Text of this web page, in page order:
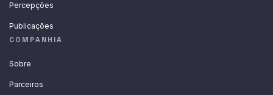
Percepções
Publicações
COMPANHIA
Sobre
Parceiros